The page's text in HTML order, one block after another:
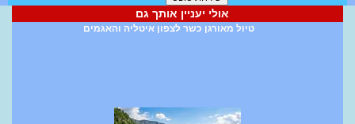
אולי יעניין אותך גם
טיול מאורגן כשר לצפון איטליה והאגמים